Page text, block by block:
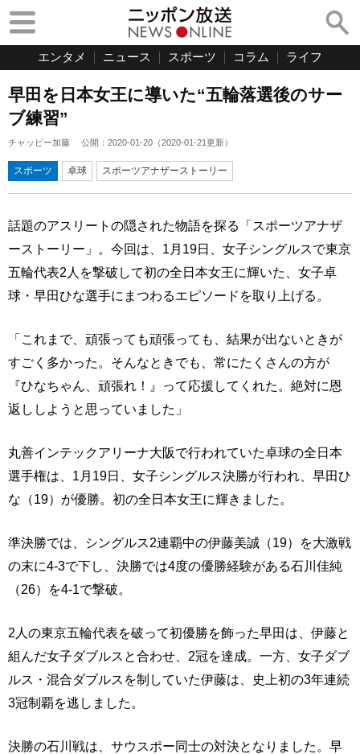
エンタメ ニュース スポーツ コラム ライフ
早田を日本女王に導いた“五輪落選後のサー
ブ練習”
チャッピー加藤 公開： 2020-01-20 （2020-01-21更新）
スポーツ 卓球 スポーツアナザーストーリー
話題のアスリートの隠された物語を探る「スポーツアナザ
ーストーリー」。今回は、1月19日、女子シングルスで東京
五輪代表2人を撃破して初の全日本女王に輝いた、女子卓
球・早田ひな選手にまつわるエピソードを取り上げる。
「これまで、頑張っても頑張っても、結果が出ないときが
すごく多かった。そんなときでも、常にたくさんの方が
『ひなちゃん、頑張れ！』って応援してくれた。絶対に恩
返ししようと思っていました」
丸善インテックアリーナ大阪で行われていた卓球の全日本
選手権は、1月19日、女子シングルス決勝が行われ、早田ひ
な（19）が優勝。初の全日本女王に輝きました。
準決勝では、シングルス2連覇中の伊藤美誠（19）を大激戦
の末に4-3で下し、決勝では4度の優勝経験がある石川佳純
（26）を4-1で撃破。
2人の東京五輪代表を破って初優勝を飾った早田は、伊藤と
組んだ女子ダブルスと合わせ、2冠を達成。一方、女子ダブ
ルス・混合ダブルスを制していた伊藤は、史上初の3年連続
3冠制覇を逃しました。
決勝の石川戦は、サウスポー同士の対決となりました。早